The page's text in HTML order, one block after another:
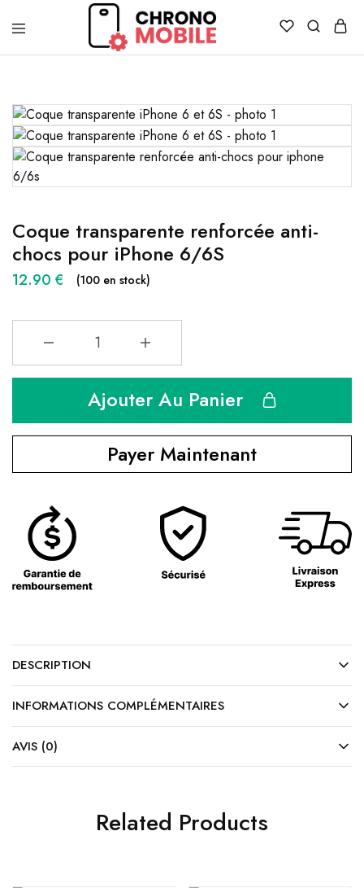
Chronomobile
Achat,
de
smartphones
et
tablettes
Coque transparente renforcée anti-
chocs pour iPhone 6/6S
12.90 € (100 en stock)
Ajouter Au Panier
Payer Maintenant
DESCRIPTION
INFORMATIONS COMPLÉMENTAIRES
AVIS (0)
Related Products